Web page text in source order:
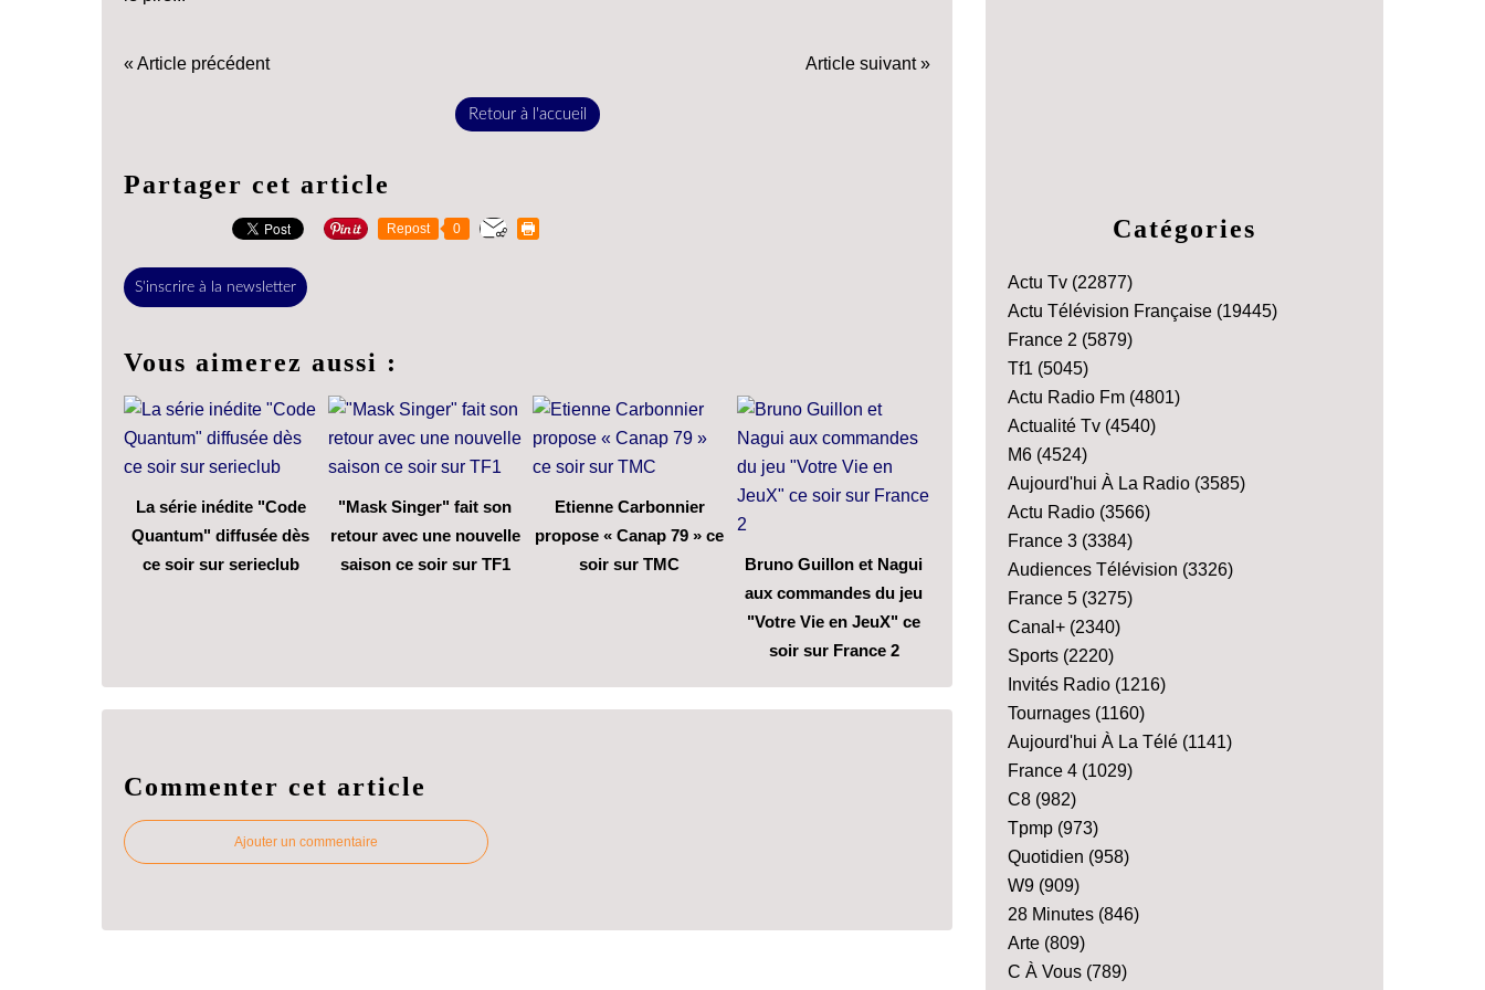
« Article précédent Article suivant »
Retour à l'accueil
Partager cet article
Repost 0
S'inscrire à la newsletter
Vous aimerez aussi :
La série inédite "Code
Quantum" diffusée dès
ce soir sur serieclub
"Mask Singer" fait son
retour avec une nouvelle
saison ce soir sur TF1
Etienne Carbonnier
propose « Canap 79 » ce
soir sur TMC
Bruno Guillon et Nagui
aux commandes du jeu
"Votre Vie en JeuX" ce
soir sur France 2
Commenter cet article
Ajouter un commentaire
Catégories
Actu Tv (22877)
Actu Télévision Française (19445)
France 2 (5879)
Tf1 (5045)
Actu Radio Fm (4801)
Actualité Tv (4540)
M6 (4524)
Aujourd'hui À La Radio (3585)
Actu Radio (3566)
France 3 (3384)
Audiences Télévision (3326)
France 5 (3275)
Canal+ (2340)
Sports (2220)
Invités Radio (1216)
Tournages (1160)
Aujourd'hui À La Télé (1141)
France 4 (1029)
C8 (982)
Tpmp (973)
Quotidien (958)
W9 (909)
28 Minutes (846)
Arte (809)
C À Vous (789)